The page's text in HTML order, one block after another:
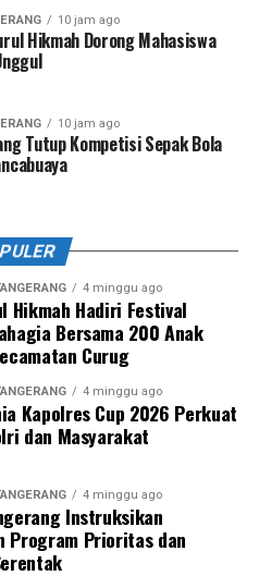
10 jam ago
Hikmah Dorong Mahasiswa
10 jam ago
Tutup Kompetisi Sepak Bola
4 minggu ago
Hikmah Hadiri Festival
Bersama 200 Anak
Curug
4 minggu ago
Kapolres Cup 2026 Perkuat
dan Masyarakat
4 minggu ago
Instruksikan
Program Prioritas dan